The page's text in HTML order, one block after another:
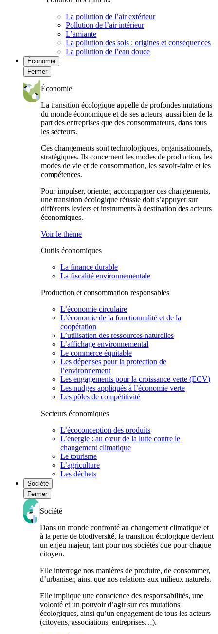
La pollution de l’air extérieur
Pollution de l’air intérieur
L’amiante
La pollution des sols : origines et conséquences
La pollution de l’eau douce
Économie
Fermer
Économie
La transition écologique appelle de profondes mutations
du monde économique et de ses acteurs, aussi bien de la
part des entreprises que des consommateurs, dans tous
les secteurs.
Ces changements sont technologiques, organisationnels,
stratégiques. Ils concernent les modes de production, les
modes de vie et de consommation, les savoir-faire et les
compétences.
Pour impulser, orienter, accompagner ces changements,
une transition écologique réussie doit s’appuyer sur
différents leviers et instruments à destination des acteurs
économiques.
Voir le thème
Outils économiques
La finance durable
La fiscalité environnementale
Production et consommation responsables
L’économie circulaire
L’économie de la fonctionnalité et de la
coopération
L’utilisation des ressources naturelles
L’affichage environnemental
Le commerce équitable
Les dépenses pour la protection de
l’environnement
Les engagements pour la croissance verte (ECV)
Les nudges appliqués à l’économie verte
Les pôles de compétitivité
Secteurs économiques
L’écoconception des produits
L’énergie : au cœur de la lutte contre le
changement climatique
Le tourisme
L’agriculture
Les déchets
Société
Fermer
Société
Dans un monde confronté au changement climatique et
à la perte de biodiversité, la transition écologique devient
un enjeu majeur, tant pour nos sociétés que pour chaque
citoyen.
Elle interroge nos manières de produire, de consommer,
d’urbaniser, ainsi que nos relations aux milieux naturels.
Elle implique une conscience des responsabilités, une
volonté et un pouvoir d’agir sur ces mutations
écologiques, ainsi qu’un engagement de tous les acteurs
(citoyens, associations, entreprises…).